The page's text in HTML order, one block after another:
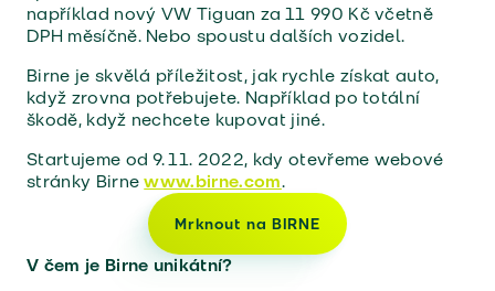
například nový VW Tiguan za 11 990 Kč včetně
DPH měsíčně. Nebo spoustu dalších vozidel.
Birne je skvělá příležitost, jak rychle získat auto,
když zrovna potřebujete. Například po totální
škodě, když nechcete kupovat jiné.
Startujeme od 9. 11. 2022, kdy otevřeme webové
stránky Birnewww.birne.com.
Mrknout na BIRNE
V čem je Birne unikátní?